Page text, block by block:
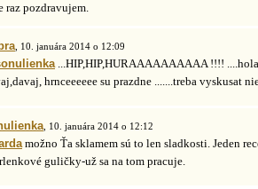
raz pozdravujem.
, 10. januára 2014 o 12:09
...HIP,HIP,HURAAAAAAAAAA !!!!
hrnceeeeee su prazdne .......treba vyskusat
, 10. januára 2014 o 12:12
možno Ťa sklamem sú to len sladkosti. Jeden
guličky-už sa na tom pracuje.